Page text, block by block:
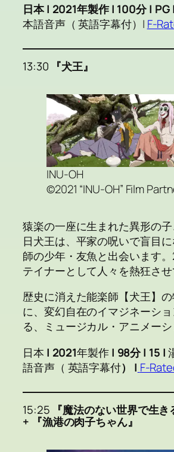
日本 | 2021年製作 | 100分 | PG |
本語音声（ 英語字幕付）| F-
13:30 『犬王』
INU-OH
©2021 “INU-OH” Film
猿楽の一座に生まれた異形の
日犬王は、平家の呪いで盲目
師の少年・友魚と出会います
テイナーとして人々を熱狂させ
歴史に消えた能楽師【犬王】の
に、変幻自在のイマジネーシ
る、ミュージカル・アニメーシ
日本 | 2021年製作| 98分 | 15 |
語音声（ 英語字幕付） | F-
15:25 『魔法のない世界で生き
+ 『漁港の肉子ちゃん』